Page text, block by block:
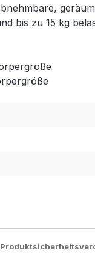
bis zu 15 kg